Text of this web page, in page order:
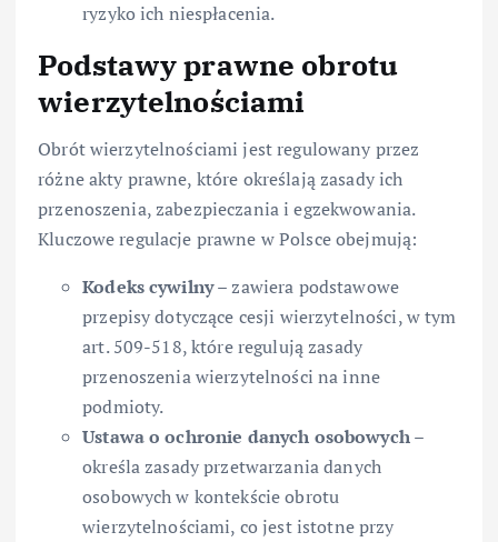
ryzyko ich niespłacenia.
Podstawy prawne obrotu
wierzytelnościami
Obrót wierzytelnościami jest regulowany przez
różne akty prawne, które określają zasady ich
przenoszenia, zabezpieczania i egzekwowania.
Kluczowe regulacje prawne w Polsce obejmują:
Kodeks cywilny– zawiera podstawowe
przepisy dotyczące cesji wierzytelności, w tym
art. 509-518, które regulują zasady
przenoszenia wierzytelności na inne
podmioty.
Ustawa o ochronie danych osobowych–
określa zasady przetwarzania danych
osobowych w kontekście obrotu
wierzytelnościami, co jest istotne przy